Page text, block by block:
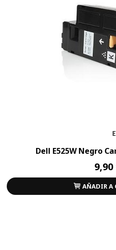
Dell E525W Negro
9,90
AÑADIR A